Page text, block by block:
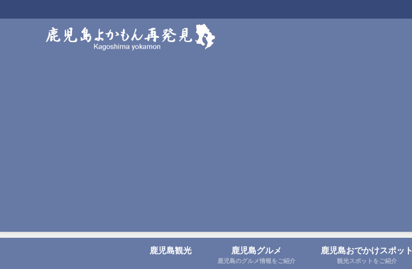
鹿児島観光 鹿児島グルメ
鹿児島のグルメ情報をご紹介
鹿児島おでかけスポット
観光スポットをご紹介